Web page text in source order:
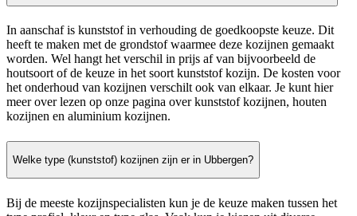
In aanschaf is kunststof in verhouding de goedkoopste keuze. Dit
heeft te maken met de grondstof waarmee deze kozijnen gemaakt
worden. Wel hangt het verschil in prijs af van bijvoorbeeld de
houtsoort of de keuze in het soort kunststof kozijn. De kosten voor
het onderhoud van kozijnen verschilt ook van elkaar. Je kunt hier
meer over lezen op onze pagina over kunststof kozijnen, houten
kozijnen en aluminium kozijnen.
Welke type (kunststof) kozijnen zijn er in Ubbergen?
Bij de meeste kozijnspecialisten kun je de keuze maken tussen het